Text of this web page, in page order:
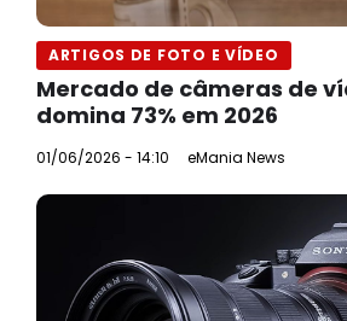
ARTIGOS DE FOTO E VÍDEO
Mercado de câmeras de
domina 73% em 2026
01/06/2026 - 14:10 eMania News